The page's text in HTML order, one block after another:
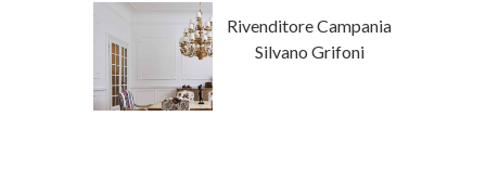
Rivenditore Campania
Silvano Grifoni